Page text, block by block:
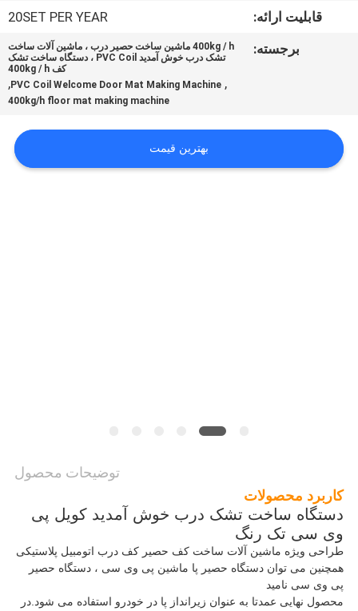
اخبار
خصوصی
قابلیت ارائه:
20SET PER YEAR
برجسته:
400kg / h ماشین ساخت حصیر درب ، ماشین آلات ساخت
تشک درب خوش آمدید PVC Coil ، دستگاه ساخت تشک
کف 400kg / h
,
PVC Coil Welcome Door Mat Making Machine
,
400kg/h floor mat making machine
بهترین قیمت
توضیحات محصول
کاربرد محصولات
دستگاه ساخت تشک درب خوش آمدید کویل پی
وی سی تک رنگ
طراحی ویژه ماشین آلات ساخت کف حصیر کف درب اتومبیل پلاستیکی
همچنین می توان دستگاه حصیر پا ماشین پی وی سی ، دستگاه حصیر
پی وی سی نامید
محصول نهایی عمدتا به عنوان زیرانداز پا در خودرو استفاده می شود.در